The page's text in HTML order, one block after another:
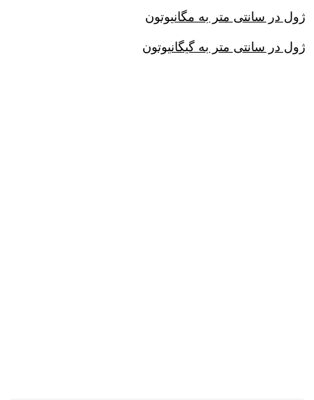
ژول در سانتی متر به مگانیوتون
ژول در سانتی متر به گیگانیوتون